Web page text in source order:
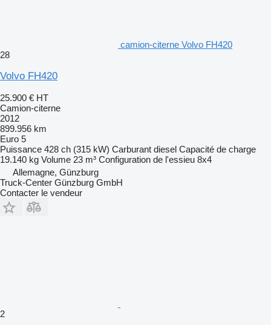
camion-citerne Volvo FH420
28
Volvo FH420
25.900 € HT
Camion-citerne
2012
899.956 km
Euro 5
Puissance 428 ch (315 kW) Carburant diesel Capacité de charge
19.140 kg Volume 23 m³ Configuration de l'essieu 8x4
Allemagne, Günzburg
Truck-Center Günzburg GmbH
Contacter le vendeur
2